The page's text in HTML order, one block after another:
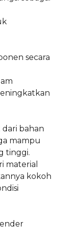
secara
dari bahan
mampu
tinggi.
material
kokoh